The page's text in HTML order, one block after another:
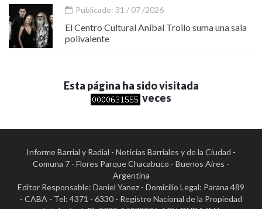
Publicado: 31 / 07 /2026
El Centro Cultural Aníbal Troilo suma una sala
polivalente
Esta página ha sido visitada
veces
Informe Barrial y Radial - Noticias Barriales y de la Ciudad -
Comuna 7 - Flores Parque Chacabuco - Buenos Aires -
Argentina
Editor Responsable: Daniel Yanez - Domicilio Legal: Parana 489
- CABA - Tel: 4371 - 6330 - Registro Nacional de la Propiedad